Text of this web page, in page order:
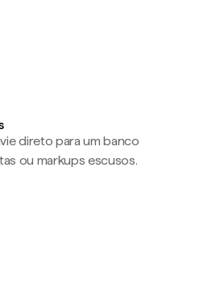
direto para um banco
ou markups escusos.